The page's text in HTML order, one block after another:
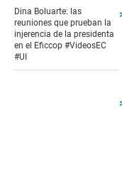
of
9
minutes,
24
seconds
Dina Boluarte: las
reuniones que prueban la
injerencia de la presidenta
en el Eficcop #VideosEC
#UI